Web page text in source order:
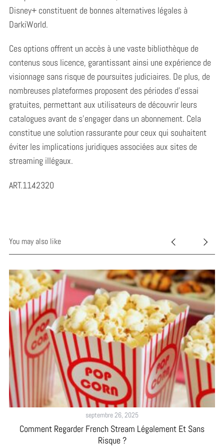
Disney+ constituent de bonnes alternatives légales à
DarkiWorld.
Ces options offrent un accès à une vaste bibliothèque de
contenus sous licence, garantissant ainsi une expérience de
visionnage sans risque de poursuites judiciaires. De plus, de
nombreuses plateformes proposent des périodes d’essai
gratuites, permettant aux utilisateurs de découvrir leurs
catalogues avant de s’engager dans un abonnement. Cela
constitue une solution rassurante pour ceux qui souhaitent
éviter les implications juridiques associées aux sites de
streaming illégaux.
ART.1142320
You may also like
septembre 26, 2025
Comment Regarder French Stream Légalement Et Sans
Risque ?